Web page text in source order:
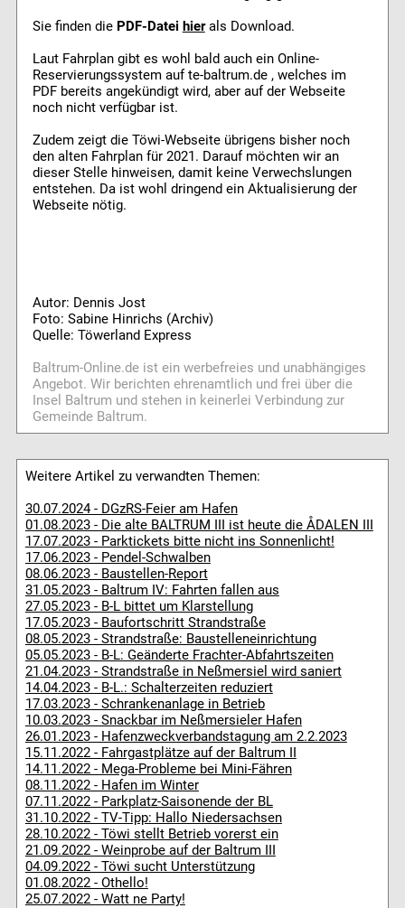
Sie finden die PDF-Datei hierals Download.
Laut Fahrplan gibt es wohl bald auch ein Online-
Reservierungssystem auf te-baltrum.de , welches im
PDF bereits angekündigt wird, aber auf der Webseite
noch nicht verfügbar ist.
Zudem zeigt die Töwi-Webseite übrigens bisher noch
den alten Fahrplan für 2021. Darauf möchten wir an
dieser Stelle hinweisen, damit keine Verwechslungen
entstehen. Da ist wohl dringend ein Aktualisierung der
Webseite nötig.
Autor: Dennis Jost
Foto: Sabine Hinrichs (Archiv)
Quelle: Töwerland Express
Baltrum-Online.de ist ein werbefreies und unabhängiges
Angebot. Wir berichten ehrenamtlich und frei über die
Insel Baltrum und stehen in keinerlei Verbindung zur
Gemeinde Baltrum.
Weitere Artikel zu verwandten Themen:
30.07.2024 - DGzRS-Feier am Hafen
01.08.2023 - Die alte BALTRUM III ist heute die ÅDALEN III
17.07.2023 - Parktickets bitte nicht ins Sonnenlicht!
17.06.2023 - Pendel-Schwalben
08.06.2023 - Baustellen-Report
31.05.2023 - Baltrum IV: Fahrten fallen aus
27.05.2023 - B-L bittet um Klarstellung
17.05.2023 - Baufortschritt Strandstraße
08.05.2023 - Strandstraße: Baustelleneinrichtung
05.05.2023 - B-L: Geänderte Frachter-Abfahrtszeiten
21.04.2023 - Strandstraße in Neßmersiel wird saniert
14.04.2023 - B-L.: Schalterzeiten reduziert
17.03.2023 - Schrankenanlage in Betrieb
10.03.2023 - Snackbar im Neßmersieler Hafen
26.01.2023 - Hafenzweckverbandstagung am 2.2.2023
15.11.2022 - Fahrgastplätze auf der Baltrum II
14.11.2022 - Mega-Probleme bei Mini-Fähren
08.11.2022 - Hafen im Winter
07.11.2022 - Parkplatz-Saisonende der BL
31.10.2022 - TV-Tipp: Hallo Niedersachsen
28.10.2022 - Töwi stellt Betrieb vorerst ein
21.09.2022 - Weinprobe auf der Baltrum III
04.09.2022 - Töwi sucht Unterstützung
01.08.2022 - Othello!
25.07.2022 - Watt ne Party!